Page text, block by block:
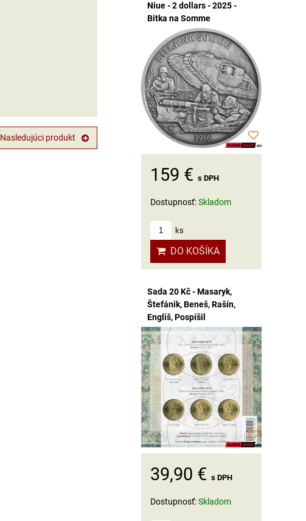
Nasledujúci produkt
Niue - 2 dollars - 2025 -
Bitka na Somme
159 € s DPH
Dostupnosť:Skladom
ks
DO KOŠÍKA
Sada 20 Kč - Masaryk,
Štefánik, Beneš, Rašín,
Engliš, Pospíšil
39,90 € s DPH
Dostupnosť:Skladom